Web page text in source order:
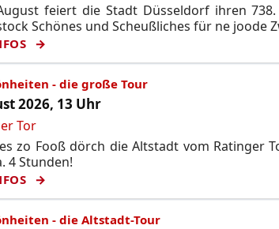
feiert die Stadt Düsseldorf ihren
Schönes und Scheußliches für ne joode
- die große Tour
2026, 13 Uhr
Tor
zo Fooß dörch die Altstadt vom Ratinger
4 Stunden!
- die Altstadt-Tour